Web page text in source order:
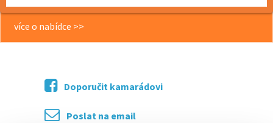
více o nabídce >>
Doporučit kamarádovi
Poslat na email